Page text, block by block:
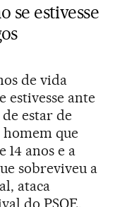
se estivesse
de vida
estivesse ante
estar de
homem que
anos e a
sobreviveu a
ataca
do PSOE,